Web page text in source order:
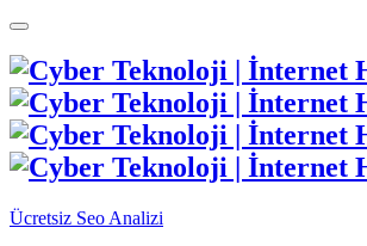
Ücretsiz Seo Analizi